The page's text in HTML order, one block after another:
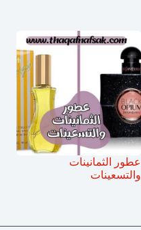
عطور الثمانينات
والتسعينات